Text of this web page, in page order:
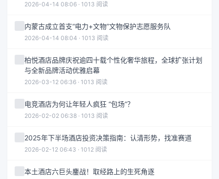
2026-04-14 08:06 · 1013 阅读
内蒙古成立首支“电力+文物”文物保护志愿服务队
2026-04-14 08:04 · 1013 阅读
柏悦酒店品牌庆祝逾四十载个性化奢华旅程，全球扩张计划
与全新品牌活动优雅启幕
2026-03-12 06:36 · 1013 阅读
电竞酒店为何让年轻人疯狂 “包场”？
2026-02-02 06:38 · 1013 阅读
2025年下半场酒店投资决策指南：认清形势，找准赛道
2026-02-12 06:43 · 1012 阅读
本土酒店六巨头鏖战！取经路上的生死角逐